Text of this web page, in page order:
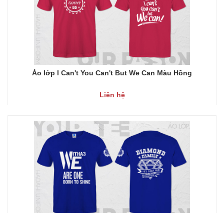
Áo lớp I Can't You Can't But We Can Màu Hồng
Liên hệ